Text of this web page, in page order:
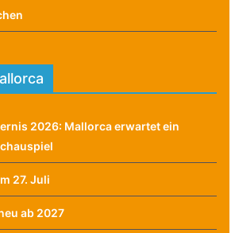
2026: Mallorca erwartet ein
27. Juli
ab 2027